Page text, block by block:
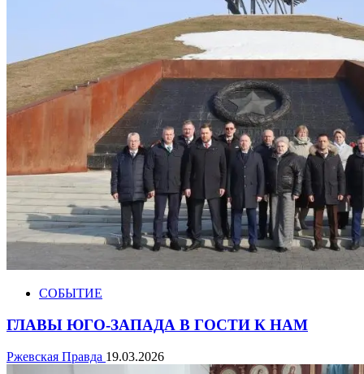
СОБЫТИЕ
ГЛАВЫ ЮГО-ЗАПАДА В ГОСТИ К НАМ
Ржевская Правда 19.03.2026